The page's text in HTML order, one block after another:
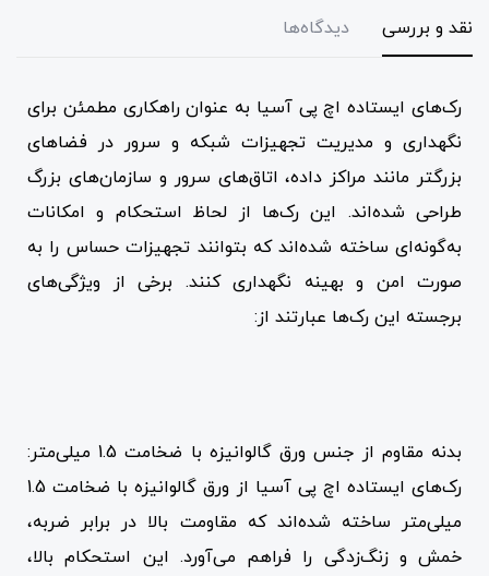
نقد و بررسی دیدگاه‌ها
رک‌های ایستاده اچ پی آسیا به عنوان راهکاری مطمئن برای
نگهداری و مدیریت تجهیزات شبکه و سرور در فضاهای
بزرگتر مانند مراکز داده، اتاق‌های سرور و سازمان‌های بزرگ
طراحی شده‌اند. این رک‌ها از لحاظ استحکام و امکانات
به‌گونه‌ای ساخته شده‌اند که بتوانند تجهیزات حساس را به
صورت امن و بهینه نگهداری کنند. برخی از ویژگی‌های
برجسته این رک‌ها عبارتند از:
بدنه مقاوم از جنس ورق گالوانیزه با ضخامت 1.5 میلی‌متر:
رک‌های ایستاده اچ پی آسیا از ورق گالوانیزه با ضخامت 1.5
میلی‌متر ساخته شده‌اند که مقاومت بالا در برابر ضربه،
خمش و زنگ‌زدگی را فراهم می‌آورد. این استحکام بالا،